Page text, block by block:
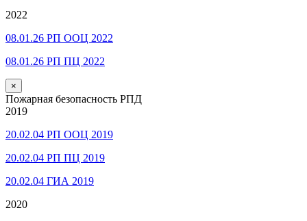
2022
08.01.26 РП ООЦ 2022
08.01.26 РП ПЦ 2022
×
Пожарная безопасность РПД
2019
20.02.04 РП ООЦ 2019
20.02.04 РП ПЦ 2019
20.02.04 ГИА 2019
2020